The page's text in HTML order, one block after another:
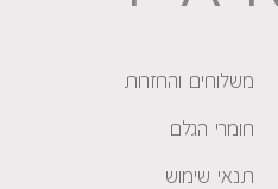
משלוחים והחזרות
חומרי הגלם
תנאי שימוש